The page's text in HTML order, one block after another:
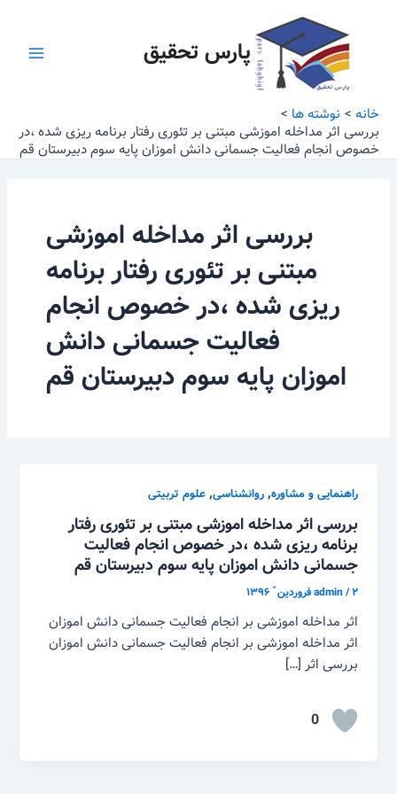
پارس تحقیق
خانه
نوشته ها
بررسی اثر مداخله اموزشی مبتنی بر تئوری رفتار برنامه ریزی شده ،در
خصوص انجام فعالیت جسمانی دانش اموزان پایه سوم دبیرستان قم
بررسی اثر مداخله اموزشی
مبتنی بر تئوری رفتار برنامه
ریزی شده ،در خصوص انجام
فعالیت جسمانی دانش
اموزان پایه سوم دبیرستان قم
راهنمایی و مشاوره,روانشناسی,علوم تربیتی
بررسی اثر مداخله اموزشی مبتنی بر تئوری رفتار
برنامه ریزی شده ،در خصوص انجام فعالیت
جسمانی دانش اموزان پایه سوم دبیرستان قم
admin/۲ فروردین ّ ۱۳۹۶
اثر مداخله اموزشی بر انجام فعالیت جسمانی دانش اموزان
اثر مداخله اموزشی بر انجام فعالیت جسمانی دانش اموزان
بررسی اثر […]
0